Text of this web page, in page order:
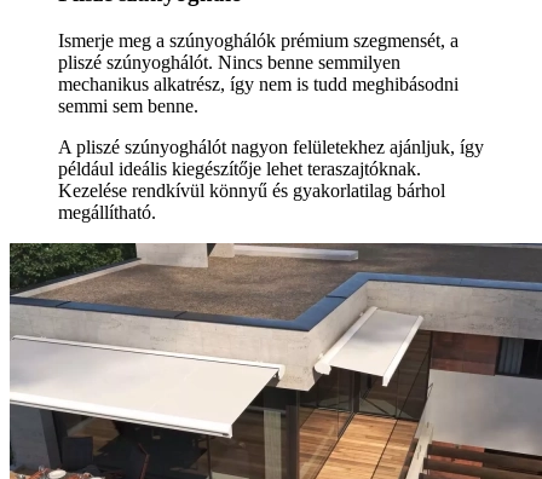
Ismerje meg a szúnyoghálók prémium szegmensét, a
pliszé szúnyoghálót. Nincs benne semmilyen
mechanikus alkatrész, így nem is tudd meghibásodni
semmi sem benne.
A pliszé szúnyoghálót nagyon felületekhez ajánljuk, így
például ideális kiegészítője lehet teraszajtóknak.
Kezelése rendkívül könnyű és gyakorlatilag bárhol
megállítható.